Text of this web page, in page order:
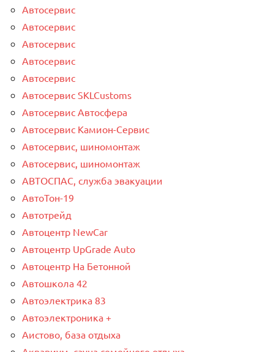
Автосервис
Автосервис
Автосервис
Автосервис
Автосервис
Автосервис SKLCustoms
Автосервис Автосфера
Автосервис Камион-Сервис
Автосервис, шиномонтаж
Автосервис, шиномонтаж
АВТОСПАС, служба эвакуации
АвтоТон-19
Автотрейд
Автоцентр NewCar
Автоцентр UpGrade Auto
Автоцентр На Бетонной
Автошкола 42
Автоэлектрика 83
Автоэлектроника +
Аистово, база отдыха